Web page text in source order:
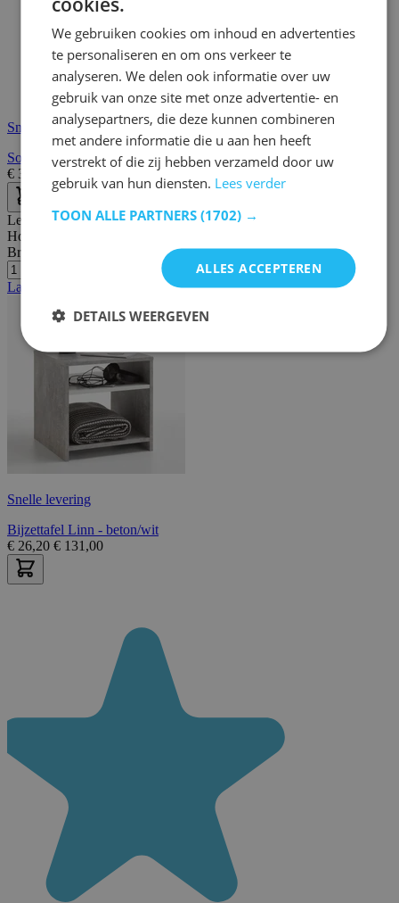
Snelle levering
Sokkel Essex groot - eik
€ 32,80
Lengte: 39 cm
Hoogte:
Breedte/diepte:
Laatste stuks
Snelle levering
Bijzettafel Linn - beton/wit
€ 26,20 € 131,00
We gebruiken cookies om inhoud en advertenties
te personaliseren en om ons verkeer te
analyseren. We delen ook informatie over uw
gebruik van onze site met onze advertentie- en
analysepartners, die deze kunnen combineren
met andere informatie die u aan hen heeft
verstrekt of die zij hebben verzameld door uw
gebruik van hun diensten. Lees verder
TOON ALLE PARTNERS (1702) →
ALLES ACCEPTEREN
DETAILS WEERGEVEN